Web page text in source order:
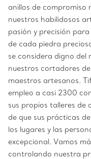
anillos de compromiso
nuestros habilidosos
pasión y precisión
de cada piedra
se considera digno del
nuestros cortadores
maestros artesanos.
empleo a casi 2300
sus propios talleres
de que sus prácticas
los lugares y las
excepcional. Vamos
controlando nuestra